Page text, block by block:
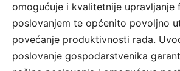
omogućuje i kvalitetnije upravljanje
poslovanjem te općenito povoljno
povećanje produktivnosti rada.
poslovanje gospodarstvenika